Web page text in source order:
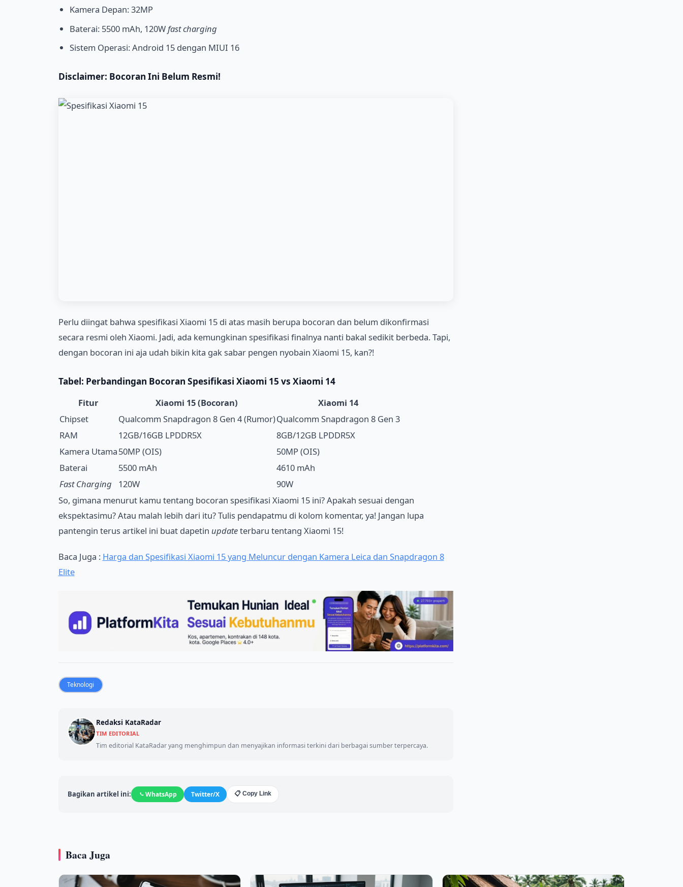
Kamera Depan: 32MP
Baterai: 5500 mAh, 120W fast charging
Sistem Operasi: Android 15 dengan MIUI 16
Disclaimer: Bocoran Ini Belum Resmi!
Perlu diingat bahwa spesifikasi Xiaomi 15 di atas masih berupa bocoran dan belum dikonfirmasi
secara resmi oleh Xiaomi. Jadi, ada kemungkinan spesifikasi finalnya nanti bakal sedikit berbeda. Tapi,
dengan bocoran ini aja udah bikin kita gak sabar pengen nyobain Xiaomi 15, kan?!
Tabel: Perbandingan Bocoran Spesifikasi Xiaomi 15 vs Xiaomi 14
Fitur
Xiaomi 15 (Bocoran)
Xiaomi 14
Chipset
Qualcomm Snapdragon 8 Gen 4 (Rumor)Qualcomm Snapdragon 8 Gen 3
RAM
12GB/16GB LPDDR5X
8GB/12GB LPDDR5X
Kamera Utama50MP (OIS)
50MP (OIS)
Baterai
5500 mAh
4610 mAh
Fast Charging
120W
90W
So, gimana menurut kamu tentang bocoran spesifikasi Xiaomi 15 ini? Apakah sesuai dengan
ekspektasimu? Atau malah lebih dari itu? Tulis pendapatmu di kolom komentar, ya! Jangan lupa
pantengin terus artikel ini buat dapetin updateterbaru tentang Xiaomi 15!
Baca Juga : Harga dan Spesifikasi Xiaomi 15 yang Meluncur dengan Kamera Leica dan Snapdragon 8
Elite
Teknologi
Redaksi KataRadar
TIM EDITORIAL
Tim editorial KataRadar yang menghimpun dan menyajikan informasi terkini dari berbagai sumber terpercaya.
Bagikan artikel ini: WhatsApp Twitter/X 📋 Copy Link
Baca Juga